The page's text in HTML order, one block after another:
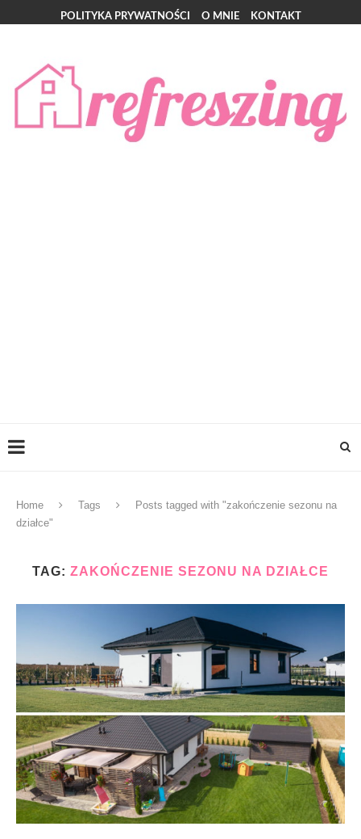
POLITYKA PRYWATNOŚCI O MNIE KONTAKT
Home Tags
Posts tagged with "zakończenie sezonu na
działce"
TAG: ZAKOŃCZENIE SEZONU NA DZIAŁCE